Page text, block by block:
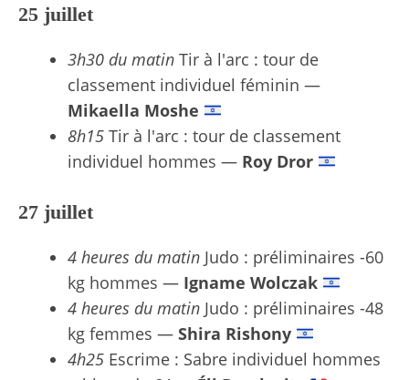
25 juillet
3h30 du matin Tir à l'arc : tour de
classement individuel féminin —
Mikaella Moshe
8h15 Tir à l'arc : tour de classement
individuel hommes — Roy Dror
27 juillet
4 heures du matin Judo : préliminaires -60
kg hommes — Igname Wolczak
4 heures du matin Judo : préliminaires -48
kg femmes — Shira Rishony
4h25 Escrime : Sabre individuel hommes